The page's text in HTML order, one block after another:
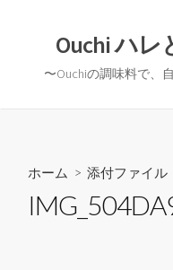
Ouchi ハレ
〜Ouchiの調味料で、
ホーム > 添付ファイル